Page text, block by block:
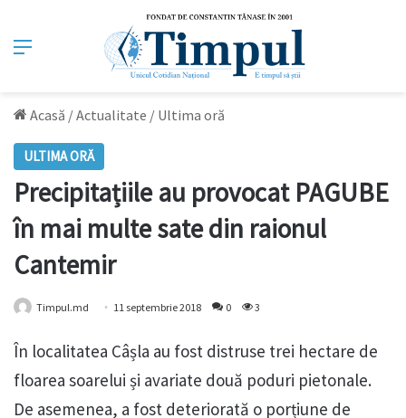
Meniu
Acasă /Actualitate / Ultima oră
ULTIMA ORĂ
Precipitațiile au provocat PAGUBE
în mai multe sate din raionul
Cantemir
Timpul.md 11 septembrie 2018 0 3
În localitatea Câșla au fost distruse trei hectare de
floarea soarelui și avariate două poduri pietonale.
De asemenea, a fost deteriorată o porțiune de